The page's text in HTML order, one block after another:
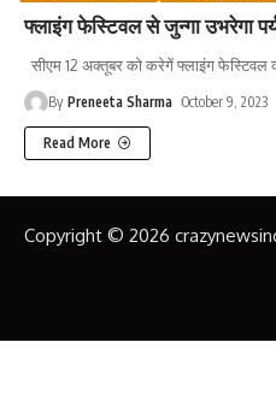
फ्लाइंग फेस्टिवल से जुन्गा उभरेगा
सीएम 12 अक्तूबर को करेगें फ्लाइंग फेस्टिवल
By Preneeta Sharma October 9, 2023
Read More
Copyright © 2026